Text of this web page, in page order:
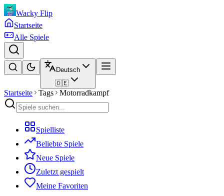
Wacky Flip
Startseite
Alle Spiele
Deutsch
🇩🇪
Startseite Tags Motorradkampf
Spielliste
Beliebte Spiele
Neue Spiele
Zuletzt gespielt
Meine Favoriten